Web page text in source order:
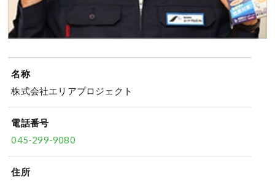
名称
株式会社エリアプロジェクト
電話番号
045-299-9080
住所